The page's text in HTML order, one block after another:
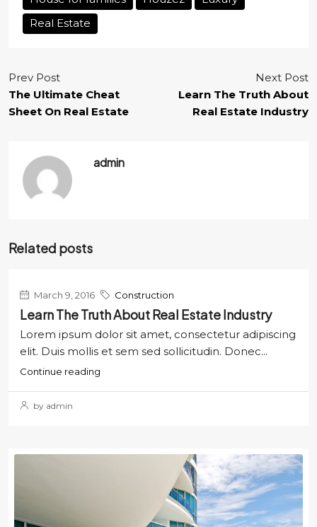
Real Estate
Prev Post
The Ultimate Cheat
Sheet On Real Estate
Next Post
Learn The Truth About
Real Estate Industry
admin
Related posts
March 9, 2016 Construction
Learn The Truth About Real Estate Industry
Lorem ipsum dolor sit amet, consectetur adipiscing
elit. Duis mollis et sem sed sollicitudin. Donec...
Continue reading
by admin